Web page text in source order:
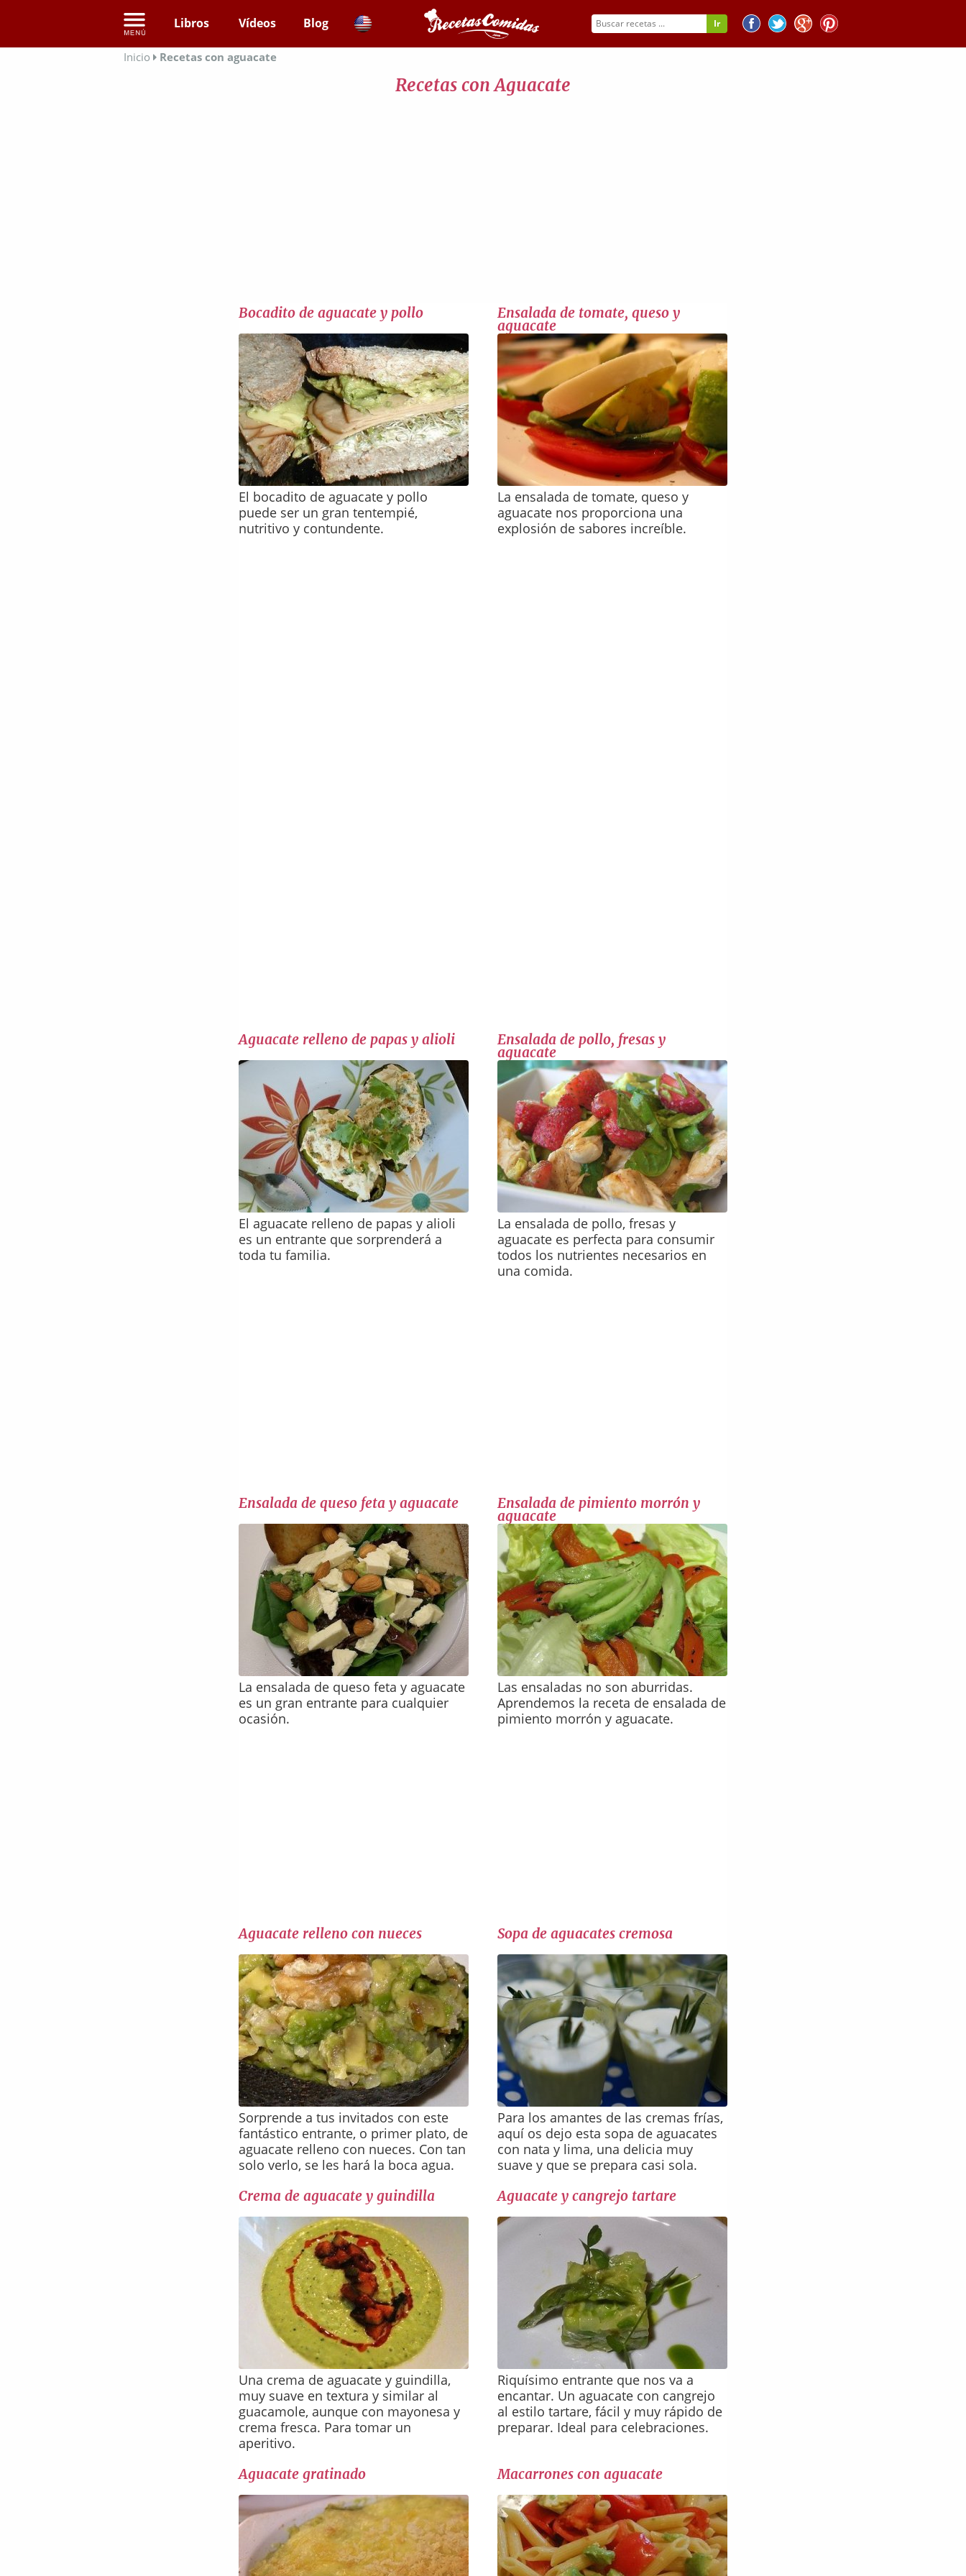
Libros Vídeos Blog
Inicio Recetas con aguacate
Recetas con Aguacate
Bocadito de aguacate y pollo
El bocadito de aguacate y pollo
puede ser un gran tentempié,
nutritivo y contundente.
Ensalada de tomate, queso y
aguacate
La ensalada de tomate, queso y
aguacate nos proporciona una
explosión de sabores increíble.
Aguacate relleno de papas y alioli
El aguacate relleno de papas y alioli
es un entrante que sorprenderá a
toda tu familia.
Ensalada de pollo, fresas y
aguacate
La ensalada de pollo, fresas y
aguacate es perfecta para consumir
todos los nutrientes necesarios en
una comida.
Ensalada de queso feta y aguacate
La ensalada de queso feta y aguacate
es un gran entrante para cualquier
ocasión.
Ensalada de pimiento morrón y
aguacate
Las ensaladas no son aburridas.
Aprendemos la receta de ensalada de
pimiento morrón y aguacate.
Aguacate relleno con nueces
Sorprende a tus invitados con este
fantástico entrante, o primer plato, de
aguacate relleno con nueces. Con tan
solo verlo, se les hará la boca agua.
Sopa de aguacates cremosa
Para los amantes de las cremas frías,
aquí os dejo esta sopa de aguacates
con nata y lima, una delicia muy
suave y que se prepara casi sola.
Crema de aguacate y guindilla
Una crema de aguacate y guindilla,
muy suave en textura y similar al
guacamole, aunque con mayonesa y
crema fresca. Para tomar un
aperitivo.
Aguacate y cangrejo tartare
Riquísimo entrante que nos va a
encantar. Un aguacate con cangrejo
al estilo tartare, fácil y muy rápido de
preparar. Ideal para celebraciones.
Aguacate gratinado Macarrones con aguacate